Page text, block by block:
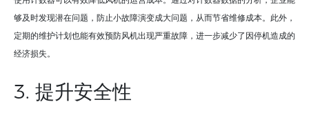
够及时发现潜在问题，防止小故障演变成大问题，从而节省维修成本。此外，
定期的维护计划也能有效预防风机出现严重故障，进一步减少了因停机造成的
经济损失。
3. 提升安全性